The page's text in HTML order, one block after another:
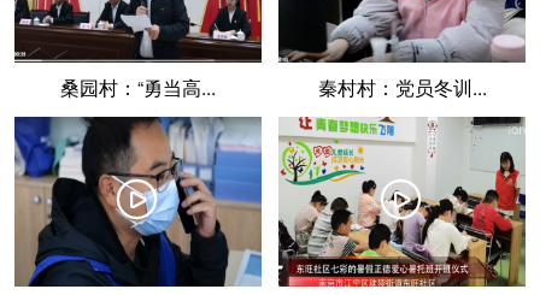
桑园村：“勇当高... 秦村村：党员冬训...
󰀛 󰀛